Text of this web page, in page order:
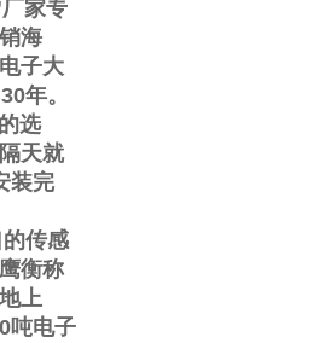
厂家专
海
子大
30年。
选
天就
装完
传感
衡称
上
吨电子